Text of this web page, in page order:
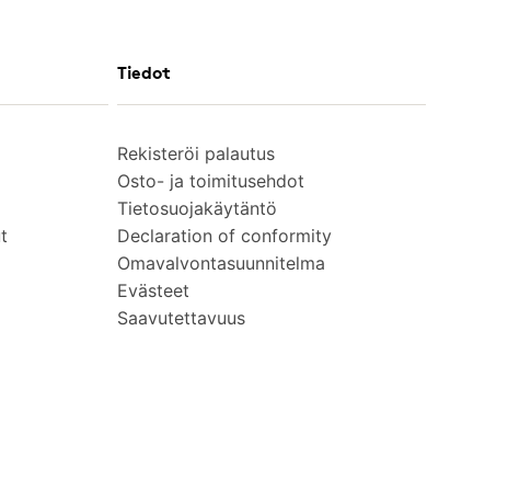
Tiedot
Rekisteröi palautus
Osto- ja toimitusehdot
Tietosuojakäytäntö
Declaration of conformity
Omavalvontasuunnitelma
Evästeet
Saavutettavuus